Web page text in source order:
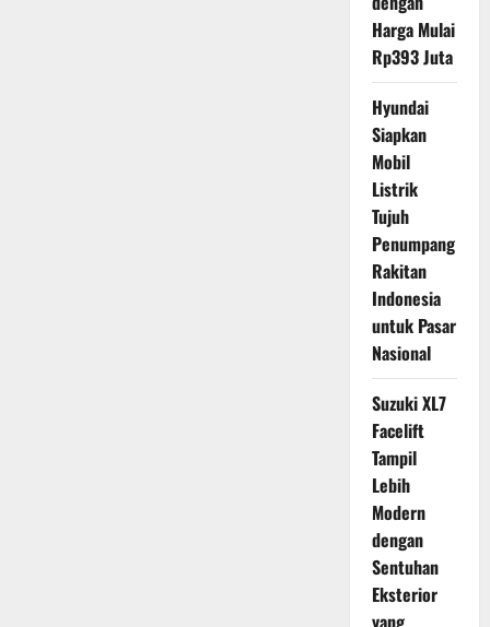
Harga Mulai
Rp393 Juta
Hyundai
Siapkan
Mobil
Listrik
Tujuh
Penumpang
Rakitan
Indonesia
untuk Pasar
Nasional
Suzuki XL7
Facelift
Tampil
Lebih
Modern
dengan
Sentuhan
Eksterior
yang